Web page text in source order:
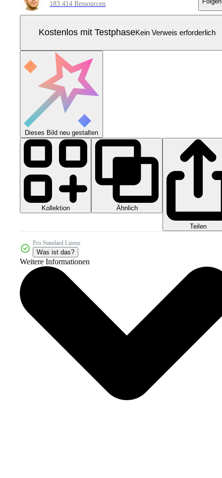
183.414 Ressourcen
Kostenlos mit TestphaseKein Verweis erforderlich
Dieses Bild neu gestalten
Kollektion Ähnlich
Teilen
Pro Standard Lizenz
Was ist das?
Weitere Informationen